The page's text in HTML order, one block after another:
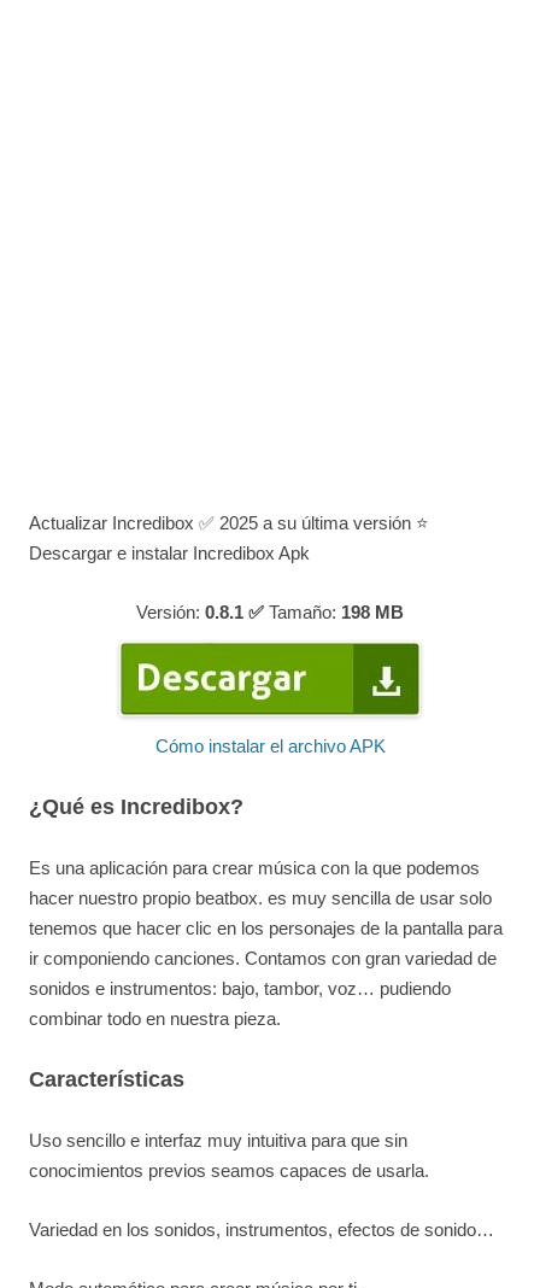
Actualizar Incredibox ✅ 2025 a su última versión ⭐
Descargar e instalar Incredibox Apk
Versión: 0.8.1 ✅ Tamaño: 198 MB
Cómo instalar el archivo APK
¿Qué es Incredibox?
Es una aplicación para crear música con la que podemos
hacer nuestro propio beatbox. es muy sencilla de usar solo
tenemos que hacer clic en los personajes de la pantalla para
ir componiendo canciones. Contamos con gran variedad de
sonidos e instrumentos: bajo, tambor, voz… pudiendo
combinar todo en nuestra pieza.
Características
Uso sencillo e interfaz muy intuitiva para que sin
conocimientos previos seamos capaces de usarla.
Variedad en los sonidos, instrumentos, efectos de sonido…